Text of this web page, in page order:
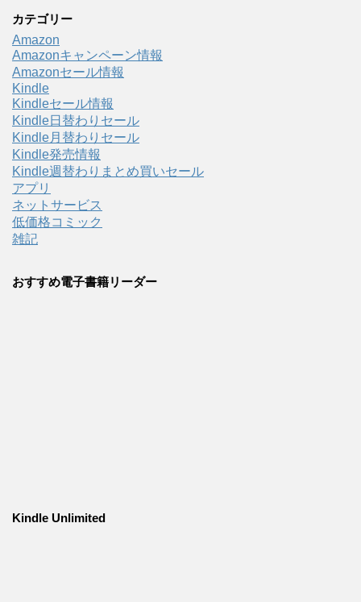
カテゴリー
Amazon
Amazonキャンペーン情報
Amazonセール情報
Kindle
Kindleセール情報
Kindle日替わりセール
Kindle月替わりセール
Kindle発売情報
Kindle週替わりまとめ買いセール
アプリ
ネットサービス
低価格コミック
雑記
おすすめ電子書籍リーダー
Kindle Unlimited